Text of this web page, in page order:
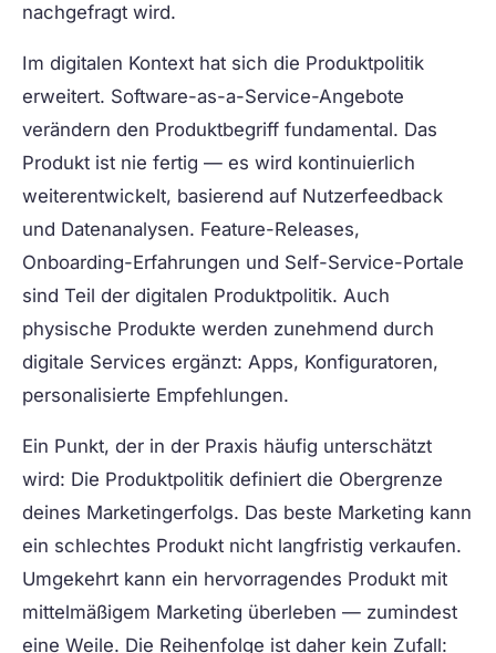
nachgefragt wird.
Im digitalen Kontext hat sich die Produktpolitik
erweitert. Software-as-a-Service-Angebote
verändern den Produktbegriff fundamental. Das
Produkt ist nie fertig — es wird kontinuierlich
weiterentwickelt, basierend auf Nutzerfeedback
und Datenanalysen. Feature-Releases,
Onboarding-Erfahrungen und Self-Service-Portale
sind Teil der digitalen Produktpolitik. Auch
physische Produkte werden zunehmend durch
digitale Services ergänzt: Apps, Konfiguratoren,
personalisierte Empfehlungen.
Ein Punkt, der in der Praxis häufig unterschätzt
wird: Die Produktpolitik definiert die Obergrenze
deines Marketingerfolgs. Das beste Marketing kann
ein schlechtes Produkt nicht langfristig verkaufen.
Umgekehrt kann ein hervorragendes Produkt mit
mittelmäßigem Marketing überleben — zumindest
eine Weile. Die Reihenfolge ist daher kein Zufall: